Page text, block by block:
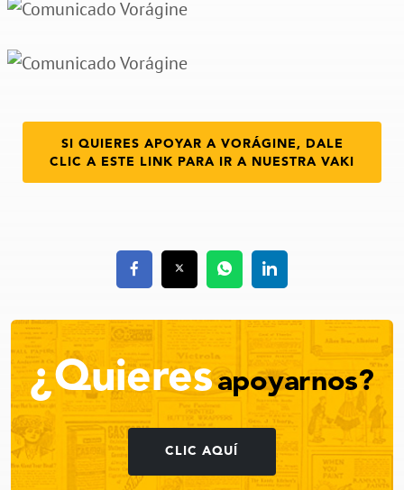
SI QUIERES APOYAR A VORÁGINE, DALE
CLIC A ESTE LINK PARA IR A NUESTRA VAKI
¿Quieresapoyarnos?
CLIC AQUÍ